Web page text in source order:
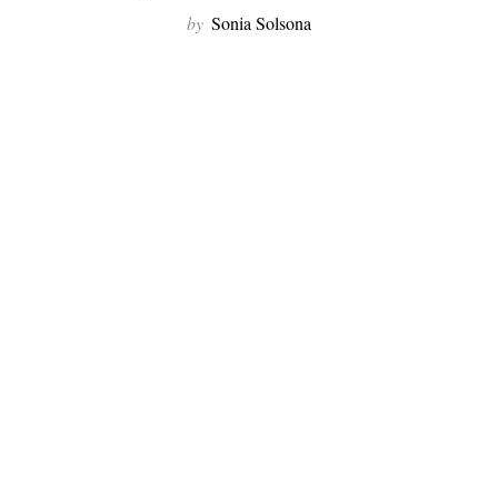
by Sonia Solsona